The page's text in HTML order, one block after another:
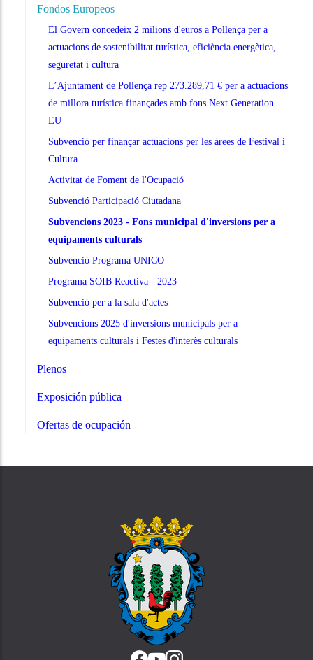
Fondos Europeos
El Govern concedeix 2 milions d'euros a Pollença per a
actuacions de sostenibilitat turística, eficiència energètica,
seguretat i cultura
L’Ajuntament de Pollença rep 273.289,71 € per a actuacions
de millora turística finançades amb fons Next Generation
EU
Subvenció per finançar actuacions per les àrees de Festival i
Cultura
Activitat de Foment de l'Ocupació
Subvenció Participació Ciutadana
Subvencions 2023 - Fons municipal d'inversions per a
equipaments culturals
Subvenció Programa UNICO
Programa SOIB Reactiva - 2023
Subvenció per a la sala d'actes
Subvencions 2025 d'inversions municipals per a
equipaments culturals i Festes d'interès culturals
Plenos
Exposición pública
Ofertas de ocupación